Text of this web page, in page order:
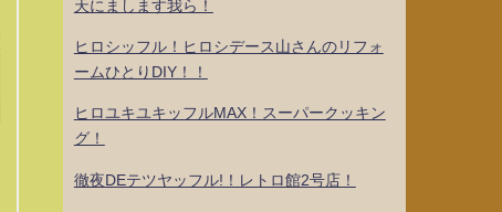
天にまします我ら！
ヒロシッフル！ヒロシデース山さんのリフォ
ームひとりDIY！！
ヒロユキユキッフルMAX！スーパークッキン
グ！
徹夜DEテツヤッフル!！レトロ館2号店！